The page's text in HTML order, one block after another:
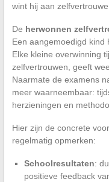
wint hij aan
De herwonnen
Een aangemoedigd kind
Elke kleine overwinning
zelfvertrouwen, geeft
Naarmate de examens
meer waarneembaar:
herzieningen en
Hier zijn de concrete
regelmatig opmerken:
Schoolresultaten:
positieve feedback